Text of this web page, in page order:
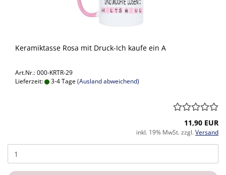
Keramiktasse Rosa mit Druck-Ich kaufe ein A
Art.Nr.: 000-KRTR-29
Lieferzeit:
3-4 Tage(Ausland abweichend)
11,90 EUR
inkl. 19% MwSt. zzgl.Versand